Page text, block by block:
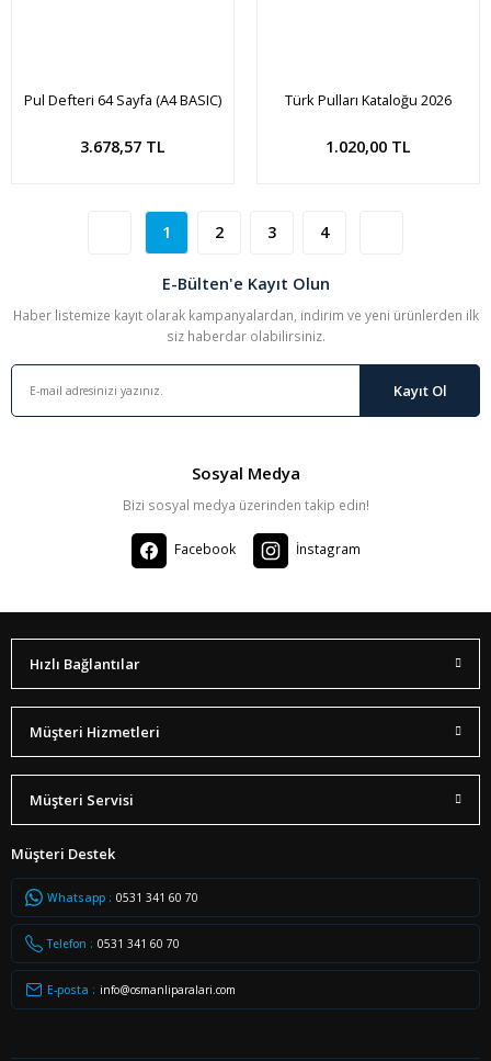
Pul Defteri 64 Sayfa (A4 BASIC)
3.678,57 TL
Sepete Ekle
Türk Pulları Kataloğu 2026
1.020,00 TL
Sepete Ekle
1 2 3 4
E-Bülten'e Kayıt Olun
Haber listemize kayıt olarak kampanyalardan, indirim ve yeni ürünlerden ilk
siz haberdar olabilirsiniz.
Kayıt Ol
Sosyal Medya
Bizi sosyal medya üzerinden takip edin!
Facebook İnstagram
Hızlı Bağlantılar
Müşteri Hizmetleri
Müşteri Servisi
Müşteri Destek
Whatsapp : 0531 341 60 70
Telefon : 0531 341 60 70
E-posta : info@osmanliparalari.com